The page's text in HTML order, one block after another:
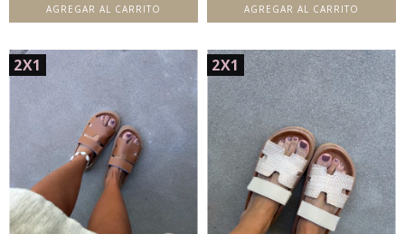
AGREGAR AL CARRITO AGREGAR AL CARRITO
2X1 2X1